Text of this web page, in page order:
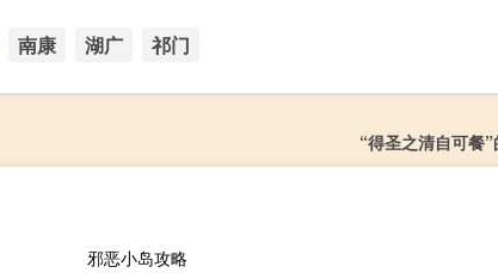
南康 湖广 祁门
“得圣之清自可餐
邪恶小岛攻略